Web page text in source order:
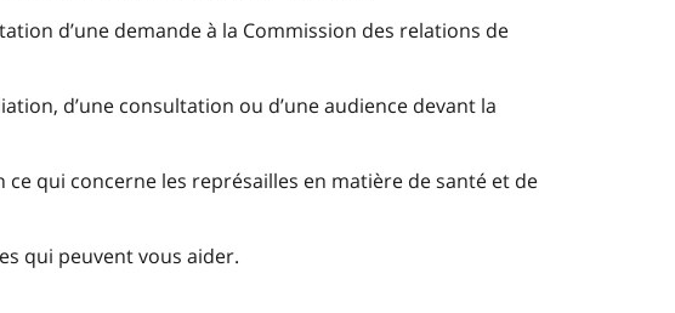
d’une demande à la Commission des relations de
d’une consultation ou d’une audience devant la
qui concerne les représailles en matière de santé et de
qui peuvent vous aider.